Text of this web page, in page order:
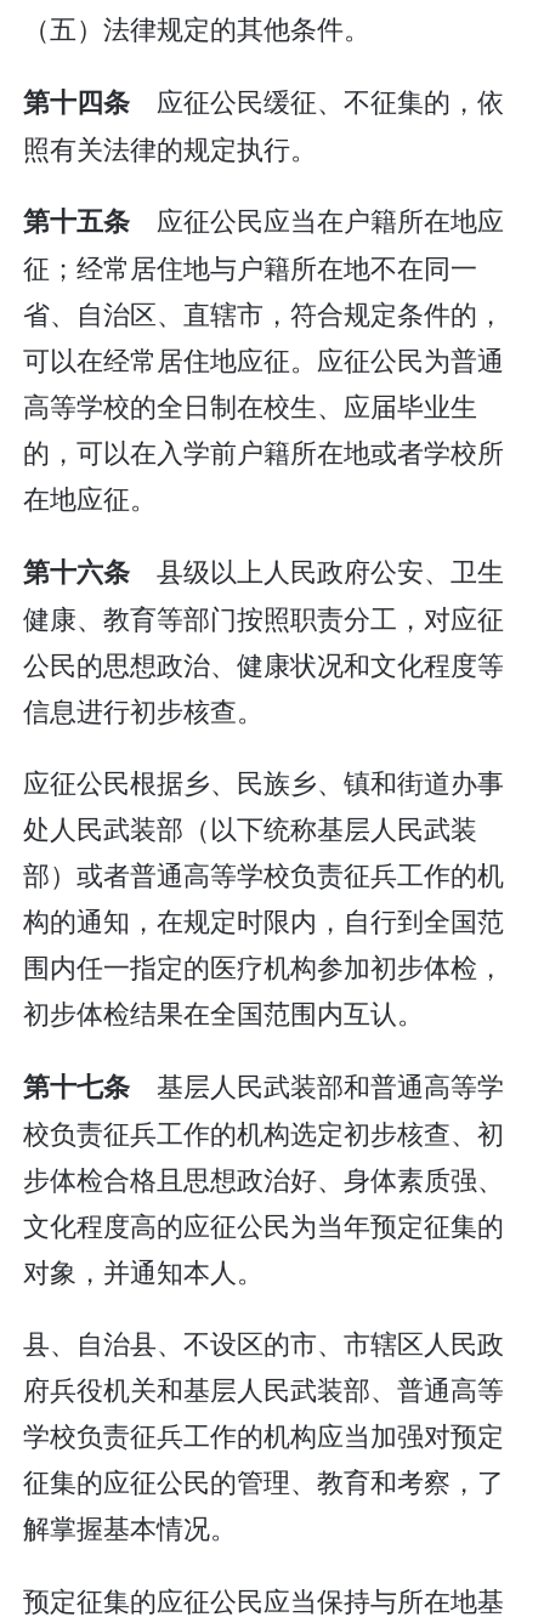
（五）法律规定的其他条件。
第十四条 应征公民缓征、不征集的，依
照有关法律的规定执行。
第十五条 应征公民应当在户籍所在地应
征；经常居住地与户籍所在地不在同一
省、自治区、直辖市，符合规定条件的，
可以在经常居住地应征。应征公民为普通
高等学校的全日制在校生、应届毕业生
的，可以在入学前户籍所在地或者学校所
在地应征。
第十六条 县级以上人民政府公安、卫生
健康、教育等部门按照职责分工，对应征
公民的思想政治、健康状况和文化程度等
信息进行初步核查。
应征公民根据乡、民族乡、镇和街道办事
处人民武装部（以下统称基层人民武装
部）或者普通高等学校负责征兵工作的机
构的通知，在规定时限内，自行到全国范
围内任一指定的医疗机构参加初步体检，
初步体检结果在全国范围内互认。
第十七条 基层人民武装部和普通高等学
校负责征兵工作的机构选定初步核查、初
步体检合格且思想政治好、身体素质强、
文化程度高的应征公民为当年预定征集的
对象，并通知本人。
县、自治县、不设区的市、市辖区人民政
府兵役机关和基层人民武装部、普通高等
学校负责征兵工作的机构应当加强对预定
征集的应征公民的管理、教育和考察，了
解掌握基本情况。
预定征集的应征公民应当保持与所在地基